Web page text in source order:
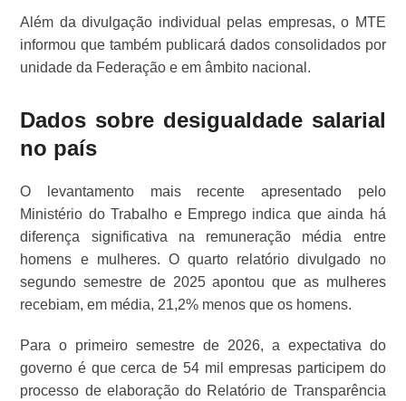
Além da divulgação individual pelas empresas, o MTE
informou que também publicará dados consolidados por
unidade da Federação e em âmbito nacional.
Dados sobre desigualdade salarial
no país
O levantamento mais recente apresentado pelo
Ministério do Trabalho e Emprego indica que ainda há
diferença significativa na remuneração média entre
homens e mulheres. O quarto relatório divulgado no
segundo semestre de 2025 apontou que as mulheres
recebiam, em média, 21,2% menos que os homens.
Para o primeiro semestre de 2026, a expectativa do
governo é que cerca de 54 mil empresas participem do
processo de elaboração do Relatório de Transparência